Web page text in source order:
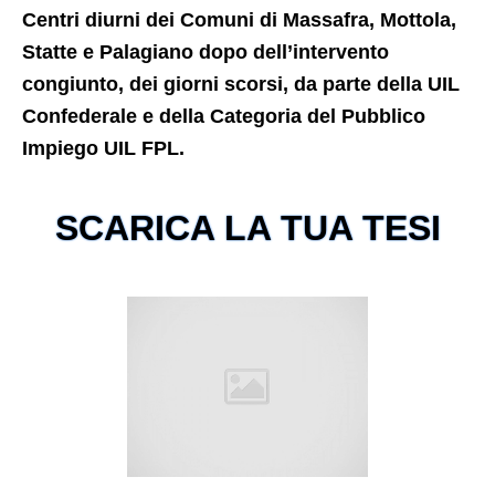
Centri diurni dei Comuni di Massafra, Mottola,
Statte e Palagiano dopo dell’intervento
congiunto, dei giorni scorsi, da parte della UIL
Confederale e della Categoria del Pubblico
Impiego UIL FPL.
SCARICA LA TUA TESI